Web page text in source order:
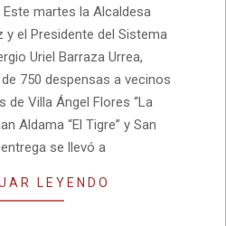
martes la Alcaldesa
y el Presidente del Sistema
Uriel Barraza Urrea,
750 despensas a vecinos
de Villa Ángel Flores “La
Aldama “El Tigre” y San
se llevó a
LEYENDO